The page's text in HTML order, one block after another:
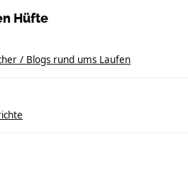
Hüfte
/ Blogs rund ums Laufen